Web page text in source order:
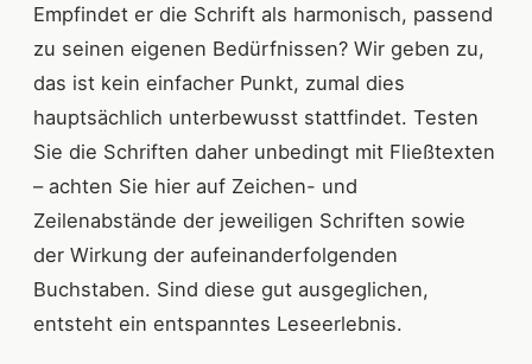
Empfindet er die Schrift als harmonisch, passend
zu seinen eigenen Bedürfnissen? Wir geben zu,
das ist kein einfacher Punkt, zumal dies
hauptsächlich unterbewusst stattfindet. Testen
Sie die Schriften daher unbedingt mit Fließtexten
– achten Sie hier auf Zeichen- und
Zeilenabstände der jeweiligen Schriften sowie
der Wirkung der aufeinanderfolgenden
Buchstaben. Sind diese gut ausgeglichen,
entsteht ein entspanntes Leseerlebnis.